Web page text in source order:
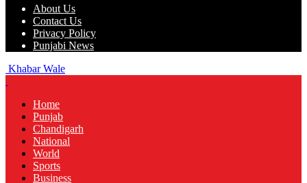
About Us
Contact Us
Privacy Policy
Punjabi News
Khabar Wale
Home
Punjab
Chandigarh
National
World
Sports
Business